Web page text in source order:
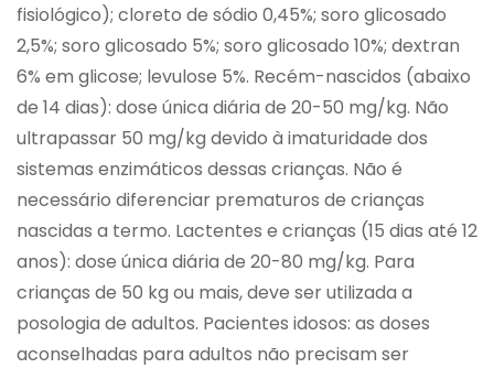
fisiológico); cloreto de sódio 0,45%; soro glicosado
2,5%; soro glicosado 5%; soro glicosado 10%; dextran
6% em glicose; levulose 5%. Recém-nascidos (abaixo
de 14 dias): dose única diária de 20-50 mg/kg. Não
ultrapassar 50 mg/kg devido à imaturidade dos
sistemas enzimáticos dessas crianças. Não é
necessário diferenciar prematuros de crianças
nascidas a termo. Lactentes e crianças (15 dias até 12
anos): dose única diária de 20-80 mg/kg. Para
crianças de 50 kg ou mais, deve ser utilizada a
posologia de adultos. Pacientes idosos: as doses
aconselhadas para adultos não precisam ser